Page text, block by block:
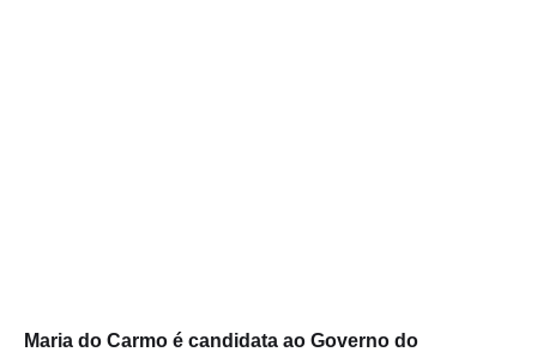
Maria do Carmo é candidata ao Governo do